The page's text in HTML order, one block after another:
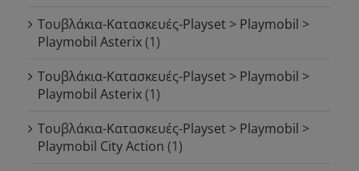
Τουβλάκια-Κατασκευές-Playset > Playmobil >
Playmobil Asterix(1)
Τουβλάκια-Κατασκευές-Playset > Playmobil >
Playmobil Asterix(1)
Τουβλάκια-Κατασκευές-Playset > Playmobil >
Playmobil City Action (1)